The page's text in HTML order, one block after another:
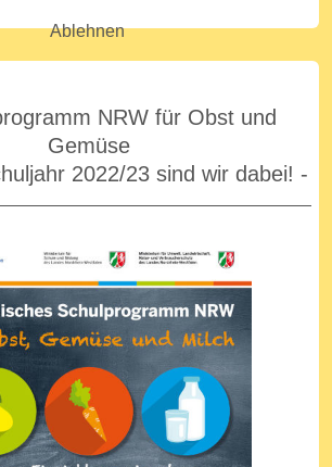
NRW für Obst und
Gemüse
2022/23 sind wir dabei! -
Ablehnen